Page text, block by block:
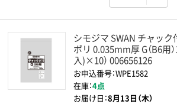
シモジマ SWAN チャッ
ポリ 0.035mm厚 G（B6用
入)×10） 006656126
お申込番号：WPE1582
在庫：4点
お届け日：8月13日（木）